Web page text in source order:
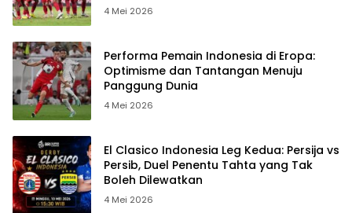
4 Mei 2026
Performa Pemain Indonesia di Eropa:
Optimisme dan Tantangan Menuju
Panggung Dunia
4 Mei 2026
El Clasico Indonesia Leg Kedua: Persija vs
Persib, Duel Penentu Tahta yang Tak
Boleh Dilewatkan
4 Mei 2026